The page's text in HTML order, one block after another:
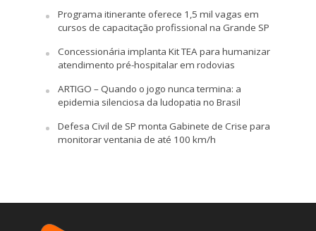
Programa itinerante oferece 1,5 mil vagas em
cursos de capacitação profissional na Grande SP
Concessionária implanta Kit TEA para humanizar
atendimento pré-hospitalar em rodovias
ARTIGO – Quando o jogo nunca termina: a
epidemia silenciosa da ludopatia no Brasil
Defesa Civil de SP monta Gabinete de Crise para
monitorar ventania de até 100 km/h